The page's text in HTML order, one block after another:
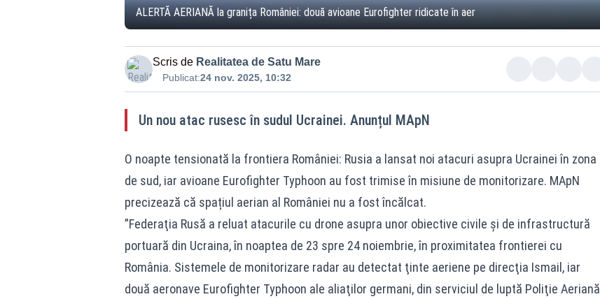
ALERTĂ AERIANĂ la granița României: două avioane Eurofighter ridicate în aer
Scris de Realitatea de Satu Mare
Publicat:24 nov. 2025, 10:32
Un nou atac rusesc în sudul Ucrainei. Anunțul MApN
O noapte tensionată la frontiera României: Rusia a lansat noi atacuri asupra Ucrainei în zona
de sud, iar avioane Eurofighter Typhoon au fost trimise în misiune de monitorizare. MApN
precizează că spațiul aerian al României nu a fost încălcat.
”Federaţia Rusă a reluat atacurile cu drone asupra unor obiective civile şi de infrastructură
portuară din Ucraina, în noaptea de 23 spre 24 noiembrie, în proximitatea frontierei cu
România. Sistemele de monitorizare radar au detectat ţinte aeriene pe direcţia Ismail, iar
două aeronave Eurofighter Typhoon ale aliaţilor germani, din serviciul de luptă Poliţie Aeriană